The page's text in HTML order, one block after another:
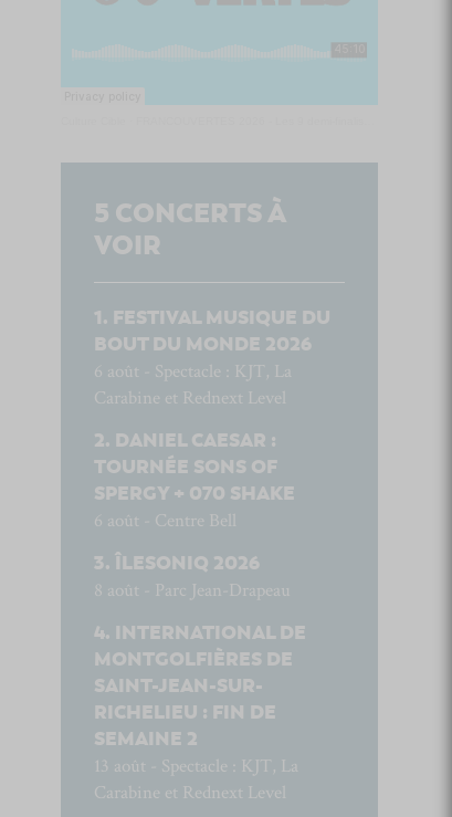
5 CONCERTS À
VOIR
FESTIVAL MUSIQUE DU
BOUT DU MONDE 2026
6 août - Spectacle : KJT, La
Carabine et Rednext Level
DANIEL CAESAR :
TOURNÉE SONS OF
SPERGY + 070 SHAKE
6 août - Centre Bell
ÎLESONIQ 2026
8 août - Parc Jean-Drapeau
INTERNATIONAL DE
MONTGOLFIÈRES DE
SAINT-JEAN-SUR-
RICHELIEU : FIN DE
SEMAINE 2
13 août - Spectacle : KJT, La
Carabine et Rednext Level